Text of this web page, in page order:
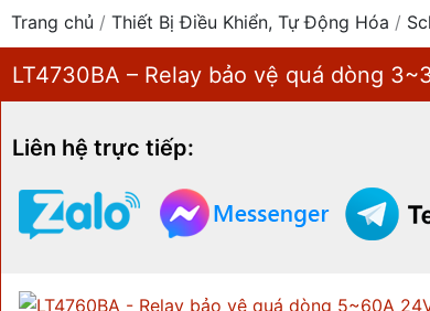
Trang chủ / Thiết Bị Điều Khiển, Tự Động Hóa /
LT4730BA – Relay bảo vệ quá dòng
Liên hệ trực tiếp: